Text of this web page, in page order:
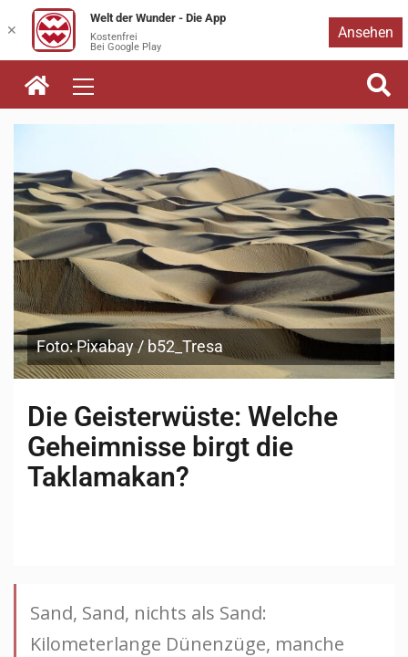
Zum
Inhalt
springen
Foto: Pixabay / b52_Tresa
Die Geisterwüste: Welche
Geheimnisse birgt die
Taklamakan?
Sand, Sand, nichts als Sand:
Kilometerlange Dünenzüge, manche
✕
Welt der Wunder - Die App
Kostenfrei
Bei Google Play
Ansehen